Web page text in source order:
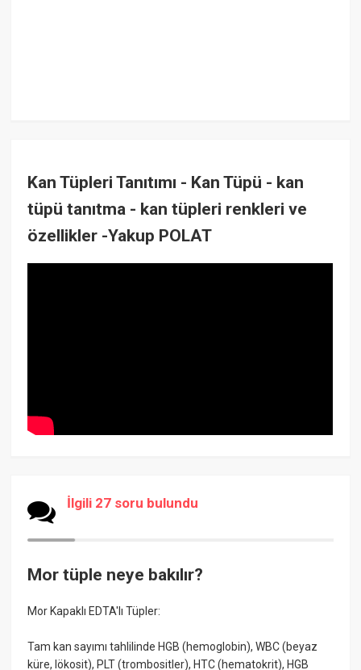
Kan Tüpleri Tanıtımı - Kan Tüpü - kan
tüpü tanıtma - kan tüpleri renkleri ve
özellikler -Yakup POLAT
İlgili 27 soru bulundu
Mor tüple neye bakılır?
Mor Kapaklı EDTA'lı Tüpler:
Tam kan sayımı tahlilinde HGB (hemoglobin), WBC (beyaz
küre, lökosit), PLT (trombositler), HTC (hematokrit), HGB